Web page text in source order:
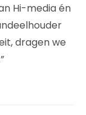
Hi-media én
dragen we